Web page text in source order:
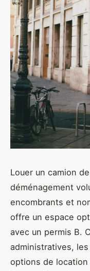
Louer un camion
déménagement
encombrants et
offre un espace
avec un permis B.
administratives,
options de